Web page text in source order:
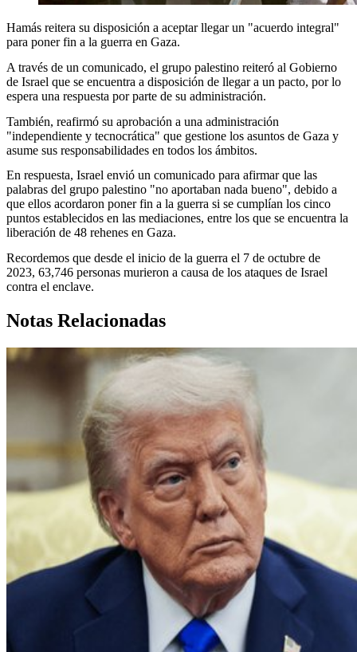
Hamás reitera su disposición a aceptar llegar un "acuerdo integral"
para poner fin a la guerra en Gaza.
A través de un comunicado, el grupo palestino reiteró al Gobierno
de Israel que se encuentra a disposición de llegar a un pacto, por lo
espera una respuesta por parte de su administración.
También, reafirmó su aprobación a una administración
"independiente y tecnocrática" que gestione los asuntos de Gaza y
asume sus responsabilidades en todos los ámbitos.
En respuesta, Israel envió un comunicado para afirmar que las
palabras del grupo palestino "no aportaban nada bueno", debido a
que ellos acordaron poner fin a la guerra si se cumplían los cinco
puntos establecidos en las mediaciones, entre los que se encuentra la
liberación de 48 rehenes en Gaza.
Recordemos que desde el inicio de la guerra el 7 de octubre de
2023, 63,746 personas murieron a causa de los ataques de Israel
contra el enclave.
Notas Relacionadas